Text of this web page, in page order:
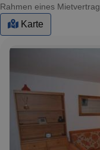
Rahmen eines
Karte